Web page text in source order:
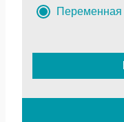
Переменная